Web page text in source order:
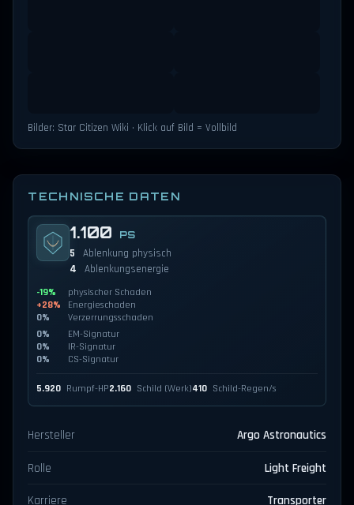
Bilder: Star Citizen Wiki · Klick auf Bild = Vollbild
TECHNISCHE DATEN
1.100 PS
5
Ablenkung physisch
4
Ablenkungsenergie
-19%
physischer Schaden
+28%
Energieschaden
0%
Verzerrungsschaden
0%
EM-Signatur
0%
IR-Signatur
0%
CS-Signatur
5.920 Rumpf-HP2.160 Schild (Werk)410 Schild-Regen/s
Hersteller Argo Astronautics
Rolle Light Freight
Karriere Transporter